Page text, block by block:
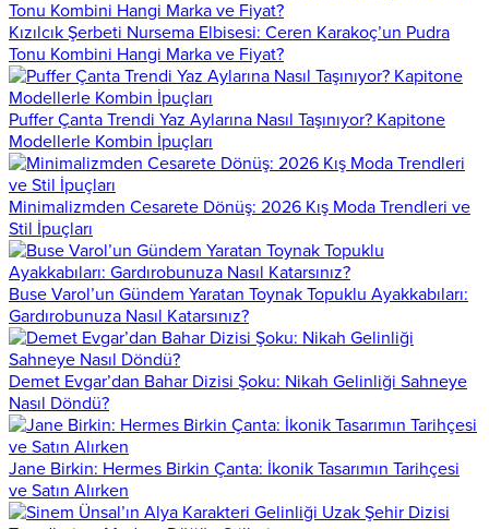
Kızılcık Şerbeti Nursema Elbisesi: Ceren Karakoç’un Pudra
Tonu Kombini Hangi Marka ve Fiyat?
Puffer Çanta Trendi Yaz Aylarına Nasıl Taşınıyor? Kapitone
Modellerle Kombin İpuçları
Minimalizmden Cesarete Dönüş: 2026 Kış Moda Trendleri ve
Stil İpuçları
Buse Varol’un Gündem Yaratan Toynak Topuklu Ayakkabıları:
Gardırobunuza Nasıl Katarsınız?
Demet Evgar’dan Bahar Dizisi Şoku: Nikah Gelinliği Sahneye
Nasıl Döndü?
Jane Birkin: Hermes Birkin Çanta: İkonik Tasarımın Tarihçesi
ve Satın Alırken